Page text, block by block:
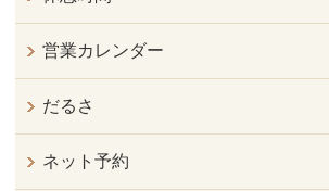
営業カレンダー
だるさ
ネット予約